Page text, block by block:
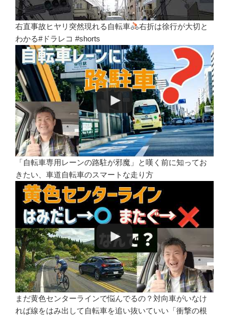
右直事故ヒヤリ突然現れる自転車
右折は徐行が大切と
わかる#ドラレコ #shorts
「自転車専用レーンの路駐が邪魔」と嘆く前に知ってお
きたい、車道自転車のスマートな走り方
まだ黄色センターラインで悩んでるの？対向車がいなけ
れば線をはみ出して自転車を追い抜いていい「衝撃の根